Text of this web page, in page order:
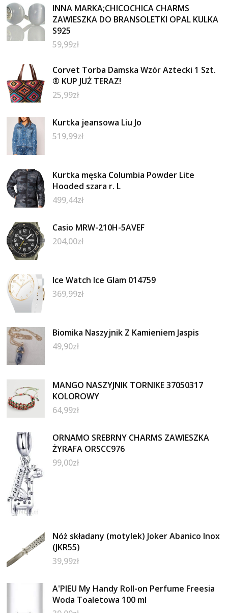
INNA MARKA;CHICOCHICA CHARMS
ZAWIESZKA DO BRANSOLETKI OPAL KULKA
S925
59,99zł
Corvet Torba Damska Wzór Aztecki 1 Szt.
® KUP JUŻ TERAZ!
25,99zł
Kurtka jeansowa Liu Jo
519,99zł
Kurtka męska Columbia Powder Lite
Hooded szara r. L
499,44zł
Casio MRW-210H-5AVEF
204,00zł
Ice Watch Ice Glam 014759
369,99zł
Biomika Naszyjnik Z Kamieniem Jaspis
49,90zł
MANGO NASZYJNIK TORNIKE 37050317
KOLOROWY
64,99zł
ORNAMO SREBRNY CHARMS ZAWIESZKA
ŻYRAFA ORSCC976
99,00zł
Nóż składany (motylek) Joker Abanico Inox
(JKR55)
39,99zł
A'PIEU My Handy Roll-on Perfume Freesia
Woda Toaletowa 100 ml